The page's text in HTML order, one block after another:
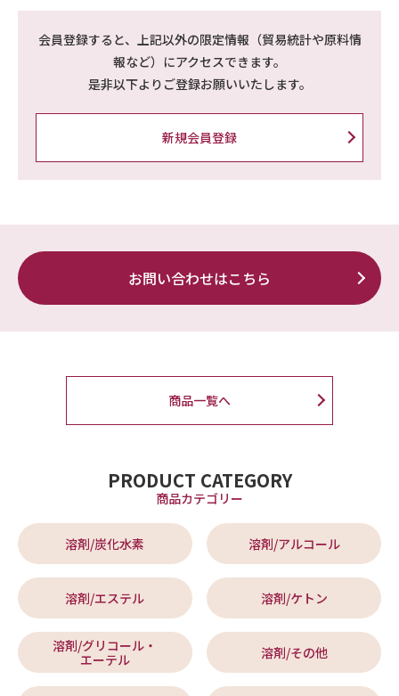
会員登録すると、上記以外の限定情報（貿易統計や原料情
報など）にアクセスできます。
是非以下よりご登録お願いいたします。
新規会員登録
お問い合わせはこちら
商品一覧へ
PRODUCT CATEGORY
商品カテゴリー
溶剤/炭化水素 溶剤/アルコール
溶剤/エステル 溶剤/ケトン
溶剤/グリコール・
エーテル
溶剤/その他